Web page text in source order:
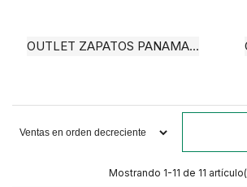
OUTLET ZAPATOS PANAMA...
Mostrando 1-11 de 11